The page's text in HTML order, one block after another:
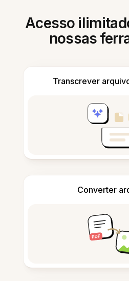
Acesso
nossas
Transcrever
Converter